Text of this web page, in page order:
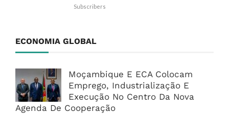
Subscribers
ECONOMIA GLOBAL
Moçambique E ECA Colocam
Emprego, Industrialização E
Execução No Centro Da Nova
Agenda De Cooperação